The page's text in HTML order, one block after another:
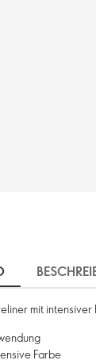
mit
Farbe